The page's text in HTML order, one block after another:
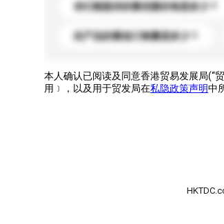
你们能提供的最优惠价格是多少？
此产品的最低订购量是多少？
本人确认已阅读及同意香港贸易发展局(“
用﹞，以及用于贸发局在私隐政策声明中